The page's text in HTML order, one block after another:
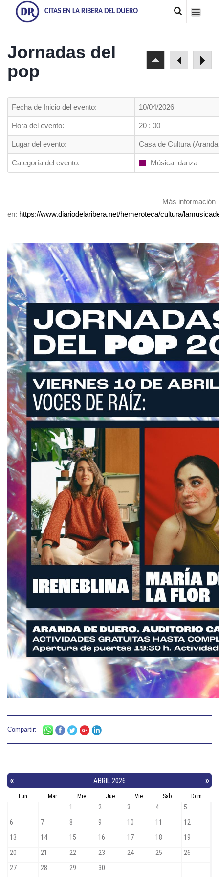
CITAS EN LA RIBERA DEL DUERO
Jornadas del
pop
Fecha de Inicio del evento: 10/04/2026
Hora del evento: 20 : 00
Lugar del evento: Casa de Cultura
Categoría del evento: Música, danza
Más información
en: https://www.diariodelaribera.net/hemeroteca/cultura/
Compartir: